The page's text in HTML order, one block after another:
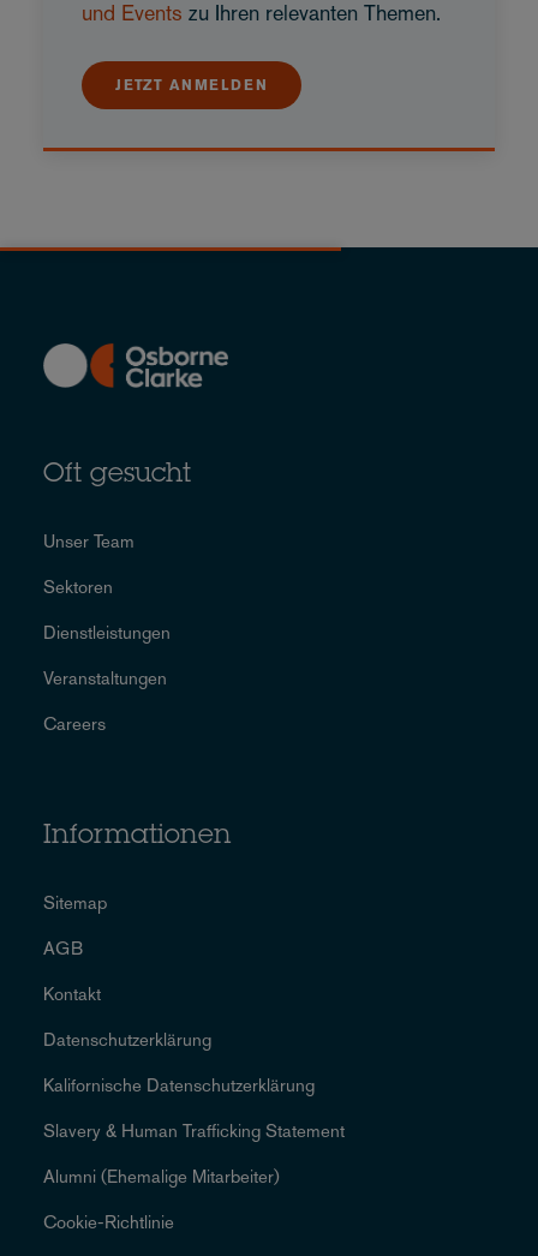
und Events zu Ihren relevanten Themen.
JETZT ANMELDEN
Oft gesucht
Unser Team
Sektoren
Dienstleistungen
Veranstaltungen
Careers
Informationen
Sitemap
AGB
Kontakt
Datenschutzerklärung
Kalifornische Datenschutzerklärung
Slavery & Human Trafficking Statement
Alumni (Ehemalige Mitarbeiter)
Cookie-Richtlinie